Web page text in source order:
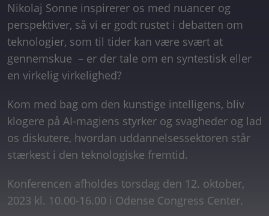
Nikolaj Sonne inspirerer os med nuancer og
perspektiver, så vi er godt rustet i debatten om
teknologier, som til tider kan være svært at
gennemskue – er der tale om en syntestisk eller
en virkelig virkelighed?
Kom med bag om den kunstige intelligens, bliv
klogere på AI-magiens styrker og svagheder og lad
os diskutere, hvordan uddannelsessektoren står
stærkest i den teknologiske fremtid.
Konferencen afholdes torsdag den 12. oktober,
2023 kl. 10.00-16.00 i Odense Congress Center.